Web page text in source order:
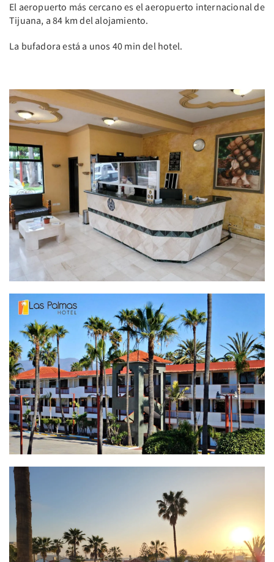
El aeropuerto más cercano es el aeropuerto internacional de
Tijuana, a 84 km del alojamiento.
La bufadora está a unos 40 min del hotel.